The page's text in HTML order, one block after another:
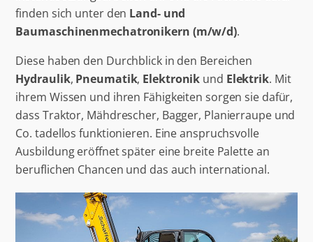
finden sich unter den Land- und
Baumaschinenmechatronikern (m/w/d).
Diese haben den Durchblick in den Bereichen
Hydraulik, Pneumatik, Elektronik und Elektrik. Mit
ihrem Wissen und ihren Fähigkeiten sorgen sie dafür,
dass Traktor, Mähdrescher, Bagger, Planierraupe und
Co. tadellos funktionieren. Eine anspruchsvolle
Ausbildung eröffnet später eine breite Palette an
beruflichen Chancen und das auch international.